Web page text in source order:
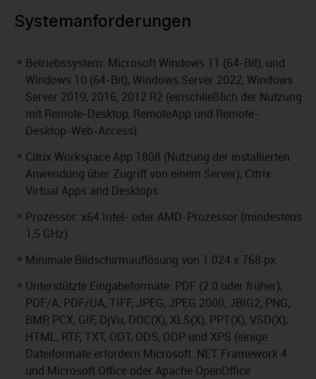
Systemanforderungen
Betriebssystem: Microsoft Windows 11 (64-Bit), und
Windows 10 (64-Bit), Windows Server 2022, Windows
Server 2019, 2016, 2012 R2 (einschließlich der Nutzung
mit Remote-Desktop, RemoteApp und Remote-
Desktop-Web-Access)
Citrix Workspace App 1808 (Nutzung der installierten
Anwendung über Zugriff von einem Server), Citrix
Virtual Apps and Desktops
Prozessor: x64 Intel- oder AMD-Prozessor (mindestens
1,5 GHz)
Minimale Bildschirmauflösung von 1.024 x 768 px
Unterstützte Eingabeformate: PDF (2.0 oder früher),
PDF/A, PDF/UA, TIFF, JPEG, JPEG 2000, JBIG2, PNG,
BMP, PCX, GIF, DjVu, DOC(X), XLS(X), PPT(X), VSD(X),
HTML, RTF, TXT, ODT, ODS, ODP und XPS (einige
Dateiformate erfordern Microsoft .NET Framework 4
und Microsoft Office oder Apache OpenOffice